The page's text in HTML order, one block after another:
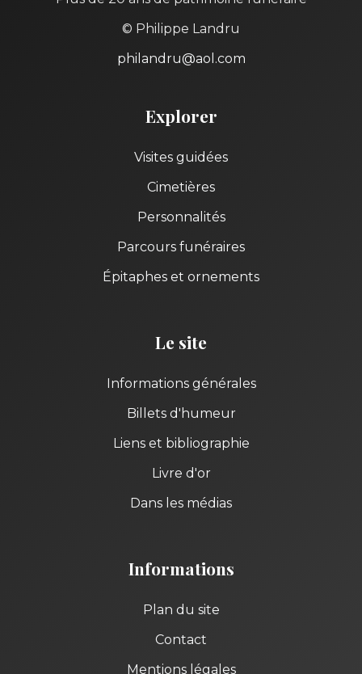
© Philippe Landru
philandru@aol.com
Explorer
Visites guidées
Cimetières
Personnalités
Parcours funéraires
Épitaphes et ornements
Le site
Informations générales
Billets d'humeur
Liens et bibliographie
Livre d'or
Dans les médias
Informations
Plan du site
Contact
Mentions légales